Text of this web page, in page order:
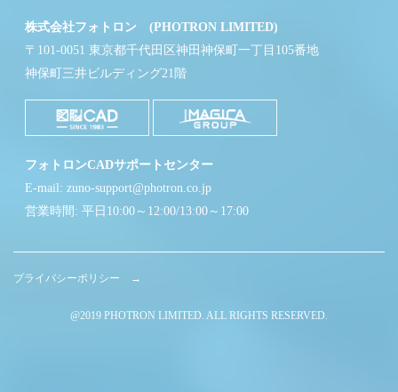
株式会社フォトロン (PHOTRON LIMITED)
〒101-0051 東京都千代田区神田神保町一丁目105番地
神保町三井ビルディング21階
フォトロンCADサポートセンター
E-mail: zuno-support@photron.co.jp
営業時間: 平日10:00～12:00/13:00～17:00
プライバシーポリシー →
@2019 PHOTRON LIMITED. ALL RIGHTS RESERVED.